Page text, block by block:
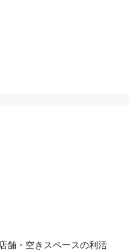
舗・空きスペースの利活